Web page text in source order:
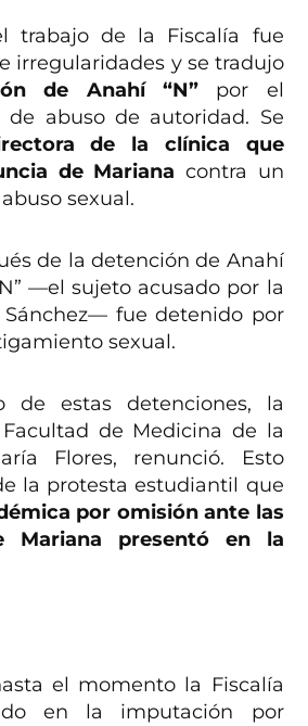
trabajo de la Fiscalía fue
irregularidades y se tradujo
de Anahí “N”por el
de abuso de autoridad. Se
de la clínica que
de Mariana contra un
sexual.
de la detención de Anahí
—el sujeto acusado por la
fue detenido por
sexual.
de estas detenciones, la
de Medicina de la
Flores, renunció. Esto
la protesta estudiantil que
por omisión ante las
Mariana presentó en la
el momento la Fiscalía
en la imputación por